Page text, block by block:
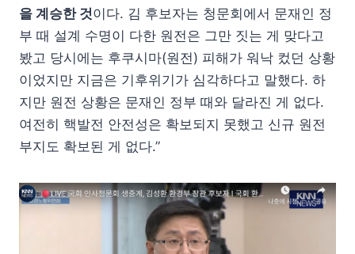
을 계승한 것이다. 김 후보자는 청문회에서 문재인 정
부 때 설계 수명이 다한 원전은 그만 짓는 게 맞다고
봤고 당시에는 후쿠시마(원전) 피해가 워낙 컸던 상황
이었지만 지금은 기후위기가 심각하다고 말했다. 하
지만 원전 상황은 문재인 정부 때와 달라진 게 없다.
여전히 핵발전 안전성은 확보되지 못했고 신규 원전
부지도 확보된 게 없다.”